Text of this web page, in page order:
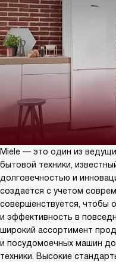
Miele — это один из
бытовой техники,
долговечностью и
создается с учетом
совершенствуется, чтобы
и эффективность в
широкий ассортимент
и посудомоечных машин
техники. Высокие